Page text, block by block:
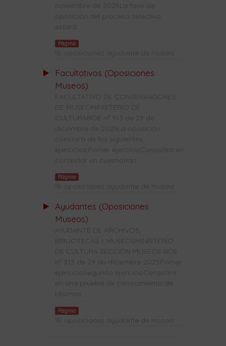
noviembre de 2025La fase de
oposición del proceso selectivo
estará ...
Página
oposiciones ayudante de museo
Facultativos (Oposiciones
Museos)
FACULTATIVO DE CONSERVADORES
DE MUSEOMINISTERIO DE
CULTURABOE nº 313 de 29 de
diciembre de 2025La oposición
constará de los siguientes
ejercicios:Primer ejercicioConsistirá en
contestar un cuestionari...
Página
oposiciones ayudante de museo
Ayudantes (Oposiciones
Museos)
AYUDANTE DE ARCHIVOS,
BIBLIOTECAS Y MUSEOSMINISTERIO
DE CULTURA SECCIÓN MUSEOS BOE
nº 313 de 29 de diciembre 2025Primer
ejercicioSegundo ejercicioConsistirá
en una prueba de conocimiento de
idiomas....
Página
oposiciones ayudante de museo